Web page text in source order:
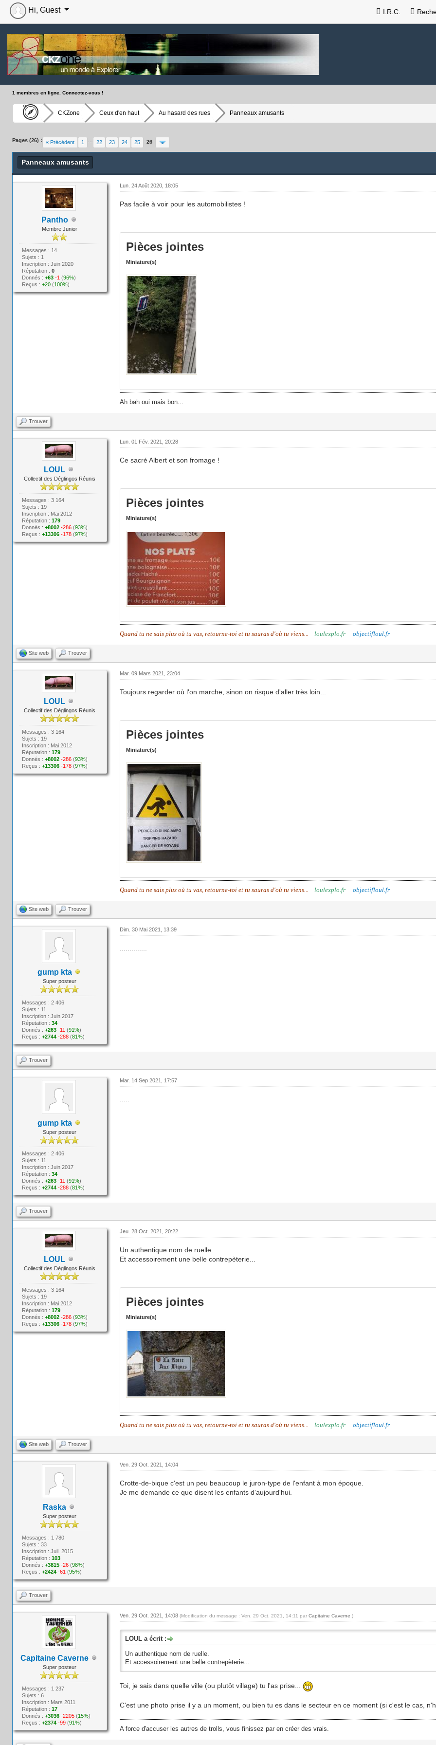
I.R.C.
Hi, Guest
1 membres en ligne. Connectez-vous !
CKZone Ceux d'en haut Au hasard des rues Panneaux amusants
Pages (26) : « Précédent 1 22 23 24 25 26
Moyenne : 3 (1 vote(s))
1
2
3
4
5
Panneaux amusants
Pantho
Membre Junior
Messages : 14
Sujets : 1
Inscription : Juin 2020
Réputation : 0
Donnés : +63 -1 (96%)
Reçus : +20(100%)
Lun. 24 Août 2020, 18:05
Pas facile à voir pour les automobilistes !
Pièces jointes
Miniature(s)
Ah bah oui mais bon...
Trouver
LOUL
Collectif des Déglingos Réunis
Messages : 3 164
Sujets : 19
Inscription : Mai 2012
Réputation : 179
Donnés : +8002 -286(93%)
Reçus : +13306 -178(97%)
Lun. 01 Fév. 2021, 20:28
Ce sacré Albert et son fromage !
Pièces jointes
Miniature(s)
Quand tu ne sais plus où tu vas, retourne-toi et tu sauras d'où tu viens... loulexplo.fr objectifloul.fr
Site web Trouver
LOUL
Collectif des Déglingos Réunis
Messages : 3 164
Sujets : 19
Inscription : Mai 2012
Réputation : 179
Donnés : +8002 -286(93%)
Reçus : +13306 -178(97%)
Mar. 09 Mars 2021, 23:04
Toujours regarder où l'on marche, sinon on risque d'aller très loin...
Pièces jointes
Miniature(s)
Quand tu ne sais plus où tu vas, retourne-toi et tu sauras d'où tu viens... loulexplo.fr objectifloul.fr
Site web Trouver
gump kta
Super posteur
Messages : 2 406
Sujets : 11
Inscription : Juin 2017
Réputation : 34
Donnés : +263 -11 (91%)
Reçus : +2744 -288(81%)
Dim. 30 Mai 2021, 13:39
Trouver
gump kta
Super posteur
Messages : 2 406
Sujets : 11
Inscription : Juin 2017
Réputation : 34
Donnés : +263 -11 (91%)
Reçus : +2744 -288(81%)
Mar. 14 Sep 2021, 17:57
Trouver
LOUL
Collectif des Déglingos Réunis
Messages : 3 164
Sujets : 19
Inscription : Mai 2012
Réputation : 179
Donnés : +8002 -286(93%)
Reçus : +13306 -178(97%)
Jeu. 28 Oct. 2021, 20:22
Un authentique nom de ruelle.
Et accessoirement une belle contrepèterie...
Pièces jointes
Miniature(s)
Quand tu ne sais plus où tu vas, retourne-toi et tu sauras d'où tu viens... loulexplo.fr objectifloul.fr
Site web Trouver
Raska
Super posteur
Messages : 1 780
Sujets : 33
Inscription : Juil. 2015
Réputation : 103
Donnés : +3815 -26(98%)
Reçus : +2424 -61 (95%)
Ven. 29 Oct. 2021, 14:04
Crotte-de-bique c'est un peu beaucoup le juron-type de l'enfant à mon époque.
Je me demande ce que disent les enfants d'aujourd'hui.
Trouver
Capitaine Caverne
Super posteur
Messages : 1 237
Sujets : 6
Inscription : Mars 2011
Réputation : 17
Donnés : +3036 -2205(15%)
Reçus : +2374 -99(91%)
Ven. 29 Oct. 2021, 14:08 (Modification du message : Ven. 29 Oct. 2021, 14:11 par Capitaine Caverne .)
LOUL a écrit :
Un authentique nom de ruelle.
Et accessoirement une belle contrepèterie...
Toi, je sais dans quelle ville (ou plutôt village) tu l'as prise...
C'est une photo prise il y a un moment, ou bien tu es dans le secteur en ce moment (si c'est le cas,
A force d'accuser les autres de trolls, vous finissez par en créer des vrais.